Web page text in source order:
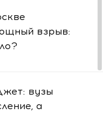
взрыв:
вузы
а